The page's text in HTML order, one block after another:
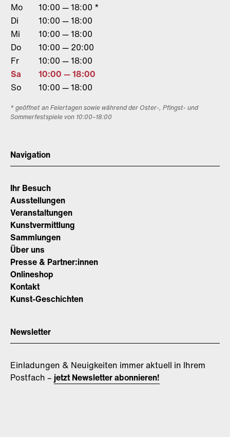
Mo
10:00 — 18:00 *
Di
10:00 — 18:00
Mi
10:00 — 18:00
Do
10:00 — 20:00
Fr
10:00 — 18:00
Sa
10:00 — 18:00
So
10:00 — 18:00
* geöffnet an Feiertagen sowie während der Oster-, Pfingst- und
Sommerfestspiele von 10:00–18:00
Navigation
Ihr Besuch
Ausstellungen
Veranstaltungen
Kunstvermittlung
Sammlungen
Über uns
Presse & Partner:innen
Onlineshop
Kontakt
Kunst-Geschichten
Newsletter
Einladungen & Neuigkeiten immer aktuell in Ihrem
Postfach – jetzt Newsletter abonnieren!